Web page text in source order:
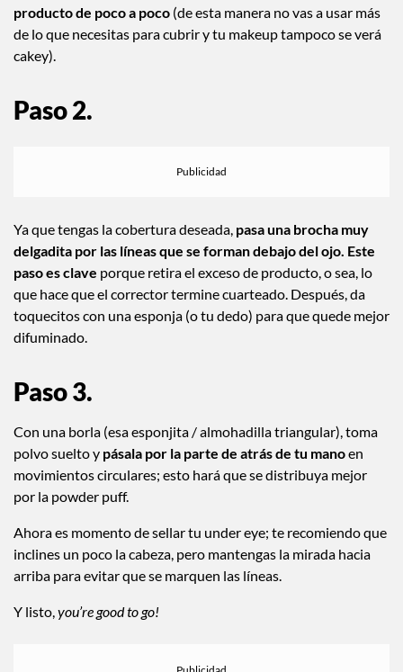
producto de poco a poco (de esta manera no vas a usar más
de lo que necesitas para cubrir y tu makeup tampoco se verá
cakey).
Paso 2.
Ya que tengas la cobertura deseada, pasa una brocha muy
delgadita por las líneas que se forman debajo del ojo. Este
paso es clave porque retira el exceso de producto, o sea, lo
que hace que el corrector termine cuarteado. Después, da
toquecitos con una esponja (o tu dedo) para que quede mejor
difuminado.
Paso 3.
Con una borla (esa esponjita / almohadilla triangular), toma
polvo suelto y pásala por la parte de atrás de tu manoen
movimientos circulares; esto hará que se distribuya mejor
por la powder puff.
Ahora es momento de sellar tu under eye; te recomiendo que
inclines un poco la cabeza, pero mantengas la mirada hacia
arriba para evitar que se marquen las líneas.
Y listo,you’re good to go!